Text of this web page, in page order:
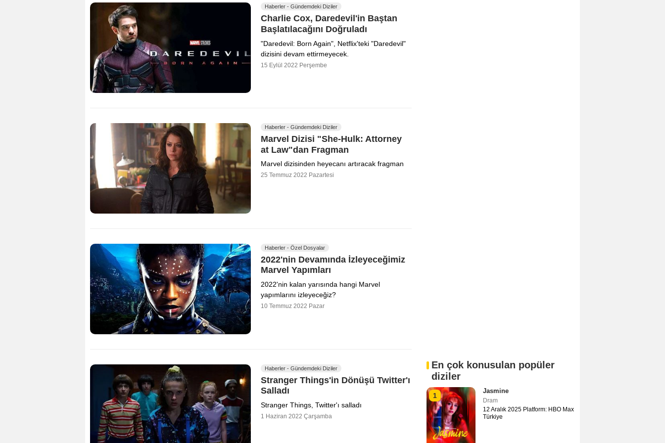
Haberler - Gündemdeki Diziler
Charlie Cox, Daredevil'in Baştan
Başlatılacağını Doğruladı
"Daredevil: Born Again", Netflix'teki "Daredevil"
dizisini devam ettirmeyecek.
15 Eylül 2022 Perşembe
Haberler - Gündemdeki Diziler
Marvel Dizisi "She-Hulk: Attorney
at Law"dan Fragman
Marvel dizisinden heyecanı artıracak fragman
25 Temmuz 2022 Pazartesi
Haberler - Özel Dosyalar
2022'nin Devamında İzleyeceğimiz
Marvel Yapımları
2022'nin kalan yarısında hangi Marvel
yapımlarını izleyeceğiz?
10 Temmuz 2022 Pazar
Haberler - Gündemdeki Diziler
Stranger Things'in Dönüşü Twitter'ı
Salladı
Stranger Things, Twitter'ı salladı
1 Haziran 2022 Çarşamba
En çok konusulan popüler
diziler
1
Jasmine
Dram
12 Aralık 2025 Platform: HBO Max
Türkiye